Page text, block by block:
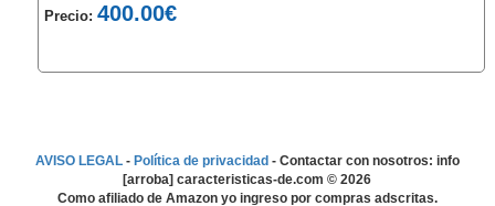
Precio:400.00€
AVISO LEGAL- Política de privacidad - Contactar con nosotros: info
[arroba] caracteristicas-de.com ©2026
Como afiliado de Amazon yo ingreso por compras adscritas.